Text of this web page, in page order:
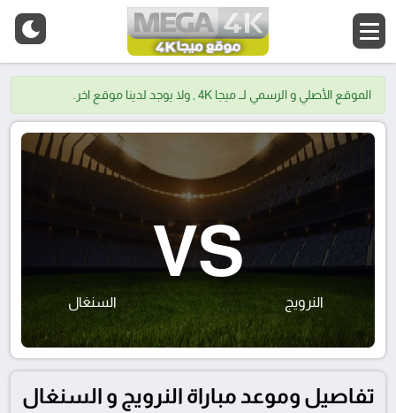
الموقع الأصلي و الرسمي لــ ميجا 4K , ولا يوجد لدينا موقع اخر.
النرويج
VS
السنغال
تفاصيل وموعد مباراة النرويج و السنغال